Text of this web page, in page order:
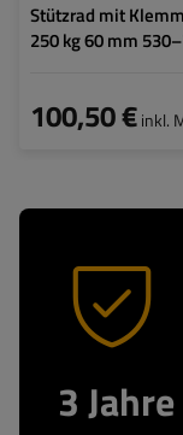
Stützrad mit
250 kg 60 mm
100,50 €inkl.
3